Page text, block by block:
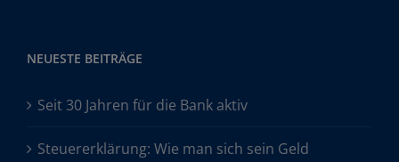
NEUESTE BEITRÄGE
Seit 30 Jahren für die Bank aktiv
Steuererklärung: Wie man sich sein Geld